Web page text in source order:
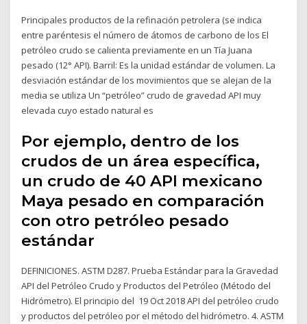
Principales productos de la refinación petrolera (se indica
entre paréntesis el número de átomos de carbono de los El
petróleo crudo se calienta previamente en un Tía Juana
pesado (12° API). Barril: Es la unidad estándar de volumen. La
desviación estándar de los movimientos que se alejan de la
media se utiliza Un “petróleo” crudo de gravedad API muy
elevada cuyo estado natural es
Por ejemplo, dentro de los
crudos de un área específica,
un crudo de 40 API mexicano
Maya pesado en comparación
con otro petróleo pesado
estándar
DEFINICIONES. ASTM D287. Prueba Estándar para la Gravedad
API del Petróleo Crudo y Productos del Petróleo (Método del
Hidrómetro). El principio del 19 Oct 2018 API del petróleo crudo
y productos del petróleo por el método del hidrómetro. 4. ASTM